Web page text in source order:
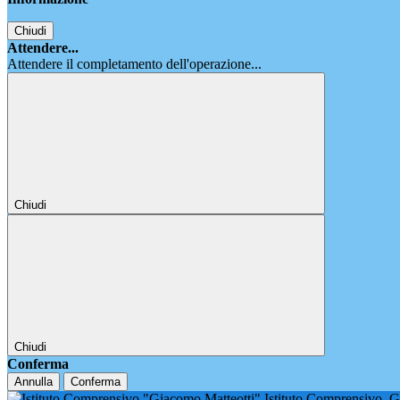
Chiudi
Attendere...
Attendere il completamento dell'operazione...
Chiudi
Chiudi
Conferma
Annulla Conferma